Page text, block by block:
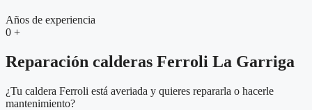
Años de experiencia
0 +
Reparación calderas Ferroli La Garriga
¿Tu caldera Ferroli está averiada y quieres repararla o hacerle
mantenimiento?